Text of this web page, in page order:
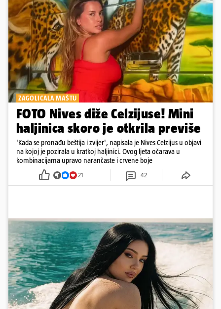
ZAGOLICALA MAŠTU
FOTO Nives diže Celzijuse! Mini
haljinica skoro je otkrila previše
'Kada se pronađu beštija i zvijer', napisala je Nives Celzijus u objavi
na kojoj je pozirala u kratkoj haljinici. Ovog ljeta očarava u
kombinacijama upravo narančaste i crvene boje
21 42